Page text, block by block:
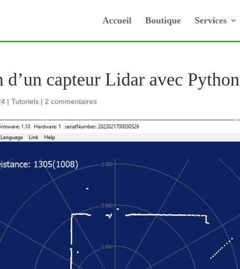
Accueil Boutique Services
capteur Lidar avec Python
|Tutoriels | 2 commentaires